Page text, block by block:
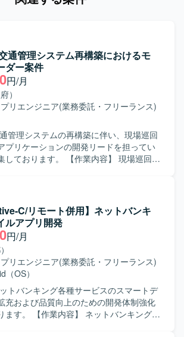
通管理システム再構築におけるモ
ダー案件
円/月
）
リエンジニア(業務委託・フリーランス)
管理システムの再構築に伴い、現場巡回
プリケーションの開発リードを担ってい
【作業内容】 現場巡回員
仕様調整や技術課題の整理、レビュー対
いただきます。また、開発メンバーへの
行い、後続の詳細設計、製造、テスト工
応していただきます。アプリでは点検情
入力、写真登録、現場報告などの機能を
リ開発
設計方針や開発方針を整理し、関係者と
ーションを取りながら仕様調整や技術課
る方を求めております。開発メンバーを
しつつ、品質や生産性の向上に意欲的に
が望ましいです。 【ポジションの
C/リモート併用】ネットバンキ
ルアプリ開発
円/月
リエンジニア(業務委託・フリーランス)
（OS）
トバンキング各種サービスのスマートデ
充および品質向上のための開発体制強化
トバンキング各